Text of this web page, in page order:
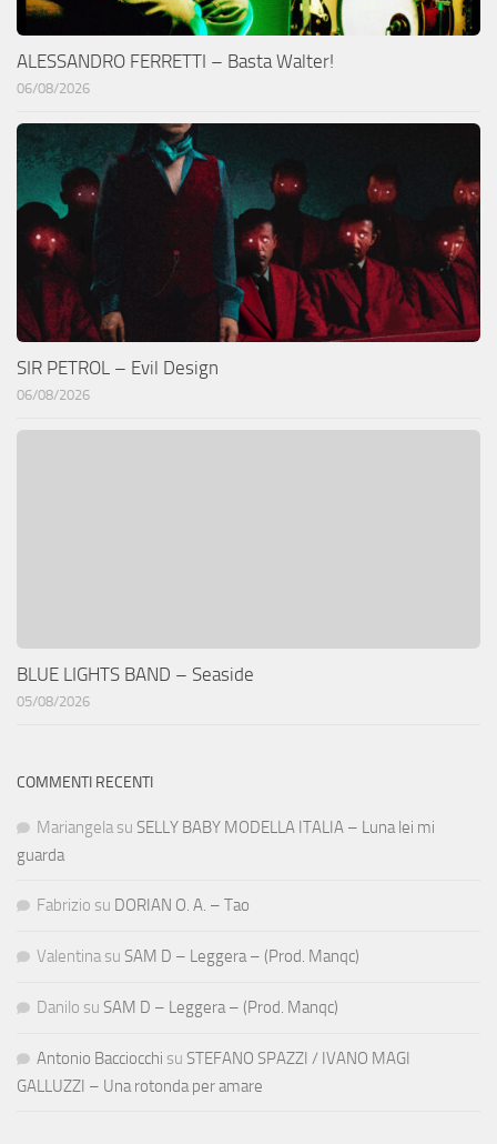
ALESSANDRO FERRETTI – Basta Walter!
06/08/2026
SIR PETROL – Evil Design
06/08/2026
BLUE LIGHTS BAND – Seaside
05/08/2026
COMMENTI RECENTI
Mariangela su SELLY BABY MODELLA ITALIA – Luna lei mi
guarda
Fabrizio su DORIAN O. A. – Tao
Valentina su SAM D – Leggera – (Prod. Manqc)
Danilo su SAM D – Leggera – (Prod. Manqc)
Antonio Bacciocchi su STEFANO SPAZZI / IVANO MAGI
GALLUZZI – Una rotonda per amare